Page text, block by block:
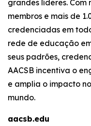
grandes líderes. Com
membros e mais de
credenciadas em
rede de educação
seus padrões,
AACSB incentiva o
e amplia o impacto
mundo.
aacsb.edu